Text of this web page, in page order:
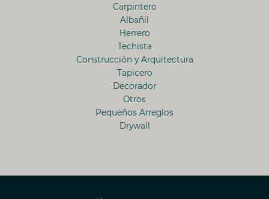
Carpintero
Albañil
Herrero
Techista
Construcción y Arquitectura
Tapicero
Decorador
Otros
Pequeños Arreglos
Drywall